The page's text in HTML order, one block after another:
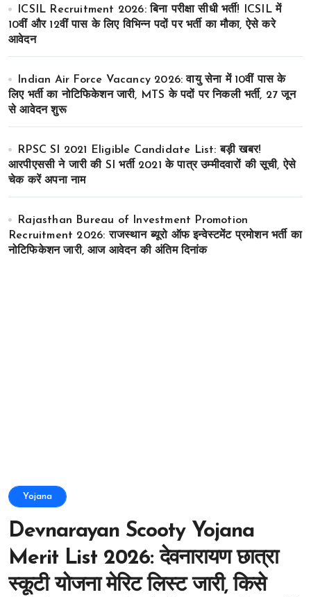
ICSIL Recruitment 2026: बिना परीक्षा सीधी भर्ती! ICSIL में
10वीं और 12वीं पास के लिए विभिन्न पदों पर भर्ती का मौका, ऐसे करे
आवेदन
Indian Air Force Vacancy 2026: वायु सेना में 10वीं पास के
लिए भर्ती का नोटिफिकेशन जारी, MTS के पदों पर निकली भर्ती, 27 जून
से आवेदन शुरू
RPSC SI 2021 Eligible Candidate List: बड़ी खबर!
आरपीएससी ने जारी की SI भर्ती 2021 के पात्र उम्मीदवारों की सूची, ऐसे
चेक करें अपना नाम
Rajasthan Bureau of Investment Promotion
Recruitment 2026: राजस्थान ब्यूरो ऑफ इन्वेस्टमेंट प्रमोशन भर्ती का
नोटिफिकेशन जारी, आज आवेदन की अंतिम दिनांक
Yojana
Devnarayan Scooty Yojana
Merit List 2026: देवनारायण छात्रा
स्कूटी योजना मेरिट लिस्ट जारी, किसे